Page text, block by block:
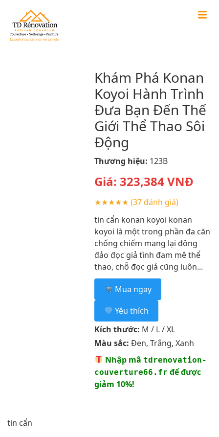
Khám Phá Konan
Koyoi Hành Trình
Đưa Bạn Đến Thế
Giới Thể Thao Sôi
Động
Thương hiệu: 123B
Giá: 323,384VNĐ
★★★★★ (37 đánh giá)
tin cẩn konan koyoi konan
koyoi là một trong phần đa căn
chống chiếm mang lại đông
đảo đọc giả tình đam mê thể
thao, chỗ đọc giả cũng luôn...
Mua ngay
Yêu thích
Kích thước: M / L / XL
Màu sắc: Đen, Trắng, Xanh
Nhập mã tdrenovation-
couverture66.fr để được
giảm 10%!
tin cẩn